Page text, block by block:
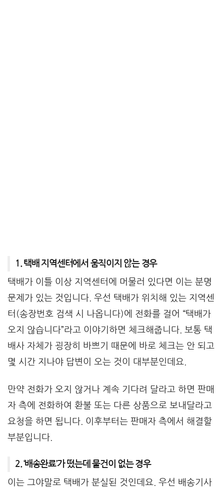
1. 택배 지역센터에서 움직이지 않는 경우
택배가 이틀 이상 지역센터에 머물러 있다면 이는 분명
문제가 있는 것입니다. 우선 택배가 위치해 있는 지역센
터(송장번호 검색 시 나옵니다)에 전화를 걸어 “택배가
오지 않습니다”라고 이야기하면 체크해줍니다. 보통 택
배사 자체가 굉장히 바쁘기 때문에 바로 체크는 안 되고
몇 시간 지나야 답변이 오는 것이 대부분인데요.
만약 전화가 오지 않거나 계속 기다려 달라고 하면 판매
자 측에 전화하여 환불 또는 다른 상품으로 보내달라고
요청을 하면 됩니다. 이후부터는 판매자 측에서 해결할
부분입니다.
2. ‘배송완료’가 떴는데 물건이 없는 경우
이는 그야말로 택배가 분실된 것인데요. 우선 배송기사